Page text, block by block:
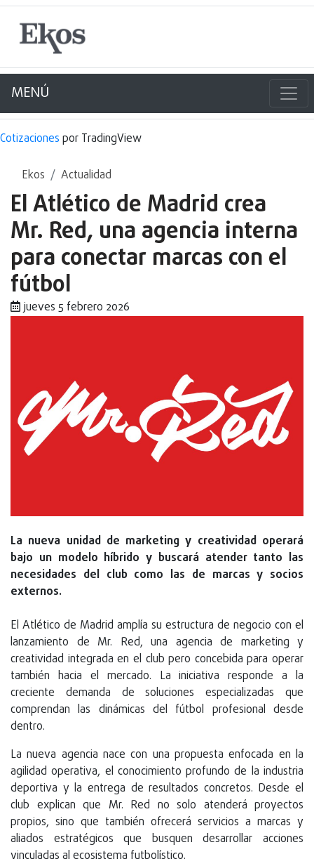
MENÚ
Cotizaciones por TradingView
Ekos Actualidad
El Atlético de Madrid crea
Mr. Red, una agencia interna
para conectar marcas con el
fútbol
jueves 5 febrero 2026
La nueva unidad de marketing y creatividad operará
bajo un modelo híbrido y buscará atender tanto las
necesidades del club como las de marcas y socios
externos.
El Atlético de Madrid amplía su estructura de negocio con el
lanzamiento de Mr. Red, una agencia de marketing y
creatividad integrada en el club pero concebida para operar
también hacia el mercado. La iniciativa responde a la
creciente demanda de soluciones especializadas que
comprendan las dinámicas del fútbol profesional desde
dentro.
La nueva agencia nace con una propuesta enfocada en la
agilidad operativa, el conocimiento profundo de la industria
deportiva y la entrega de resultados concretos. Desde el
club explican que Mr. Red no solo atenderá proyectos
propios, sino que también ofrecerá servicios a marcas y
aliados estratégicos que busquen desarrollar acciones
vinculadas al ecosistema futbolístico.